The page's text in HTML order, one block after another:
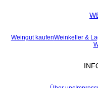
Weingut kaufenWeinkeller &